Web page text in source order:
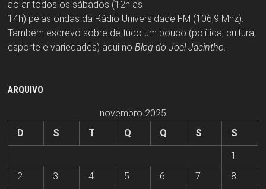
ao ar todos os sábados (12h às
14h) pelas ondas da Rádio Universidade FM (106,9 Mhz).
Também escrevo sobre de tudo um pouco (política, cultura,
esporte e variedades) aqui no Blog do Joel Jacintho.
ARQUIVO
novembro 2025
D
S T Q Q S
S
1
2
3 4 5 6 7 8